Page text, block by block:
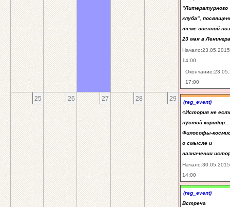
"Литературного
клуба",
теме военной
23 мая в
Начало:23.05.2015
14:00
17:00
25 26 27 28 29
(reg_event)
«История не
пустой
Философы-
о смысле и
назначении
Начало:30.05.2015
14:00
(reg_event)
Встреча